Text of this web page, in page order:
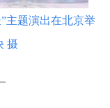
能源
主题演出在北京举
摄